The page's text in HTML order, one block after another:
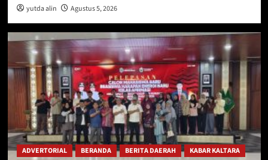
yutda alin Agustus 5, 2026
ADVERTORIAL BERANDA BERITA DAERAH
KABAR KALTARA